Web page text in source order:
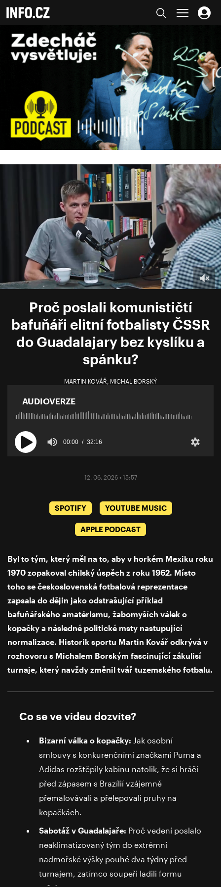
Proč poslali komunističtí
bafuňáři elitní fotbalisty ČSSR
do Guadalajary bez kyslíku a
spánku?
MARTIN KOVÁŘ MICHAL BORSKÝ
AUDIOVERZE
00:00 32:16
12. 06. 2026 • 15:57
SPOTIFY YOUTUBE MUSIC
APPLE PODCAST
Byl to tým, který měl na to, aby v horkém Mexiku roku
1970 zopakoval chilský úspěch z roku 1962. Místo
toho se československá fotbalová reprezentace
zapsala do dějin jako odstrašující příklad
bafuňářského amatérismu, žabomyších válek o
kopačky a následné politické msty nastupující
normalizace. Historik sportu Martin Kovář odkrývá v
rozhovoru s Michalem Borským fascinující zákulisí
turnaje, který navždy změnil tvář tuzemského fotbalu.
Co se ve videu dozvíte?
Bizarní válka o kopačky: Jak osobní
smlouvy s konkurenčními značkami Puma a
Adidas rozštěpily kabinu natolik, že si hráči
před zápasem s Brazílií vzájemně
přemalovávali a přelepovali pruhy na
kopačkách.
Sabotáž v Guadalajaře: Proč vedení poslalo
neaklimatizovaný tým do extrémní
nadmořské výšky pouhé dva týdny před
turnajem, zatímco soupeři ladili formu